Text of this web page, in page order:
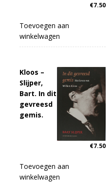
€7.50
Toevoegen aan
winkelwagen
Kloos –
Slijper,
Bart. In dit
gevreesd
gemis.
€7.50
Toevoegen aan
winkelwagen